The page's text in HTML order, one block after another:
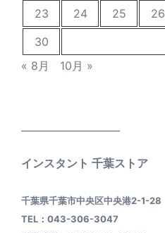
23
24 25 26
30
« 8月
10月 »
インスタント 千葉ストア
千葉県千葉市中央区中央港2-1-28
TEL：043-306-3047